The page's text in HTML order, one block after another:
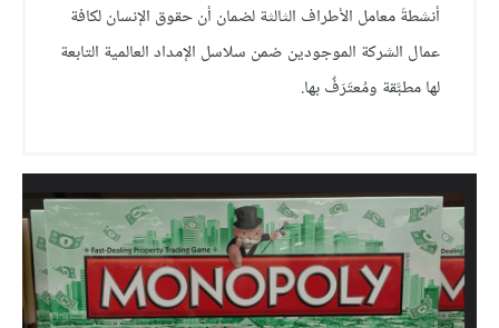
أنشطةَ معامل الأطراف الثالثة لضمان أن حقوق الإنسان لكافة
عمال الشركة الموجودين ضمن سلاسل الإمداد العالمية التابعة
لها مطبَّقة ومُعتَرَفٌ بها.